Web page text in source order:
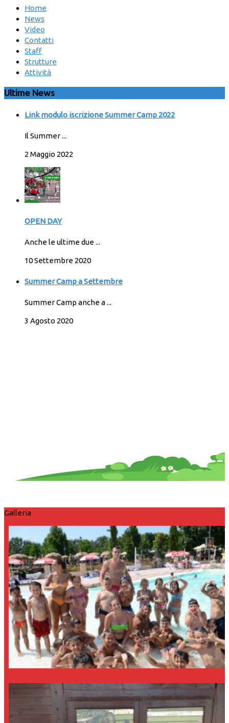
Home
News
Video
Contatti
Staff
Strutture
Attività
Ultime News
Link modulo iscrizione Summer Camp 2022
Il Summer ...
2 Maggio 2022
OPEN DAY
Anche le ultime due ...
10 Settembre 2020
Summer Camp a Settembre
Summer Camp anche a ...
3 Agosto 2020
Galleria